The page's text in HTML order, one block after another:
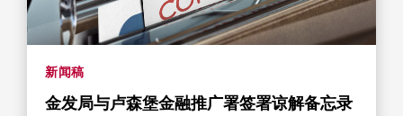
新闻稿
金发局与卢森堡金融推广署签署谅解备忘录